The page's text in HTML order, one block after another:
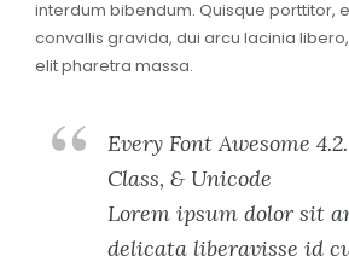
interdum bibendum. Quisque porttitor,
convallis gravida, dui arcu lacinia
elit pharetra massa.
Every Font Awesome
Class, & Unicode
Lorem ipsum dolor sit
delicata liberavisse id